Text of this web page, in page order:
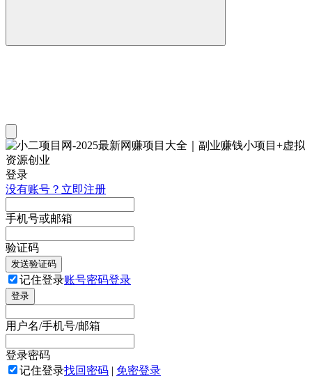
登录
没有账号？立即注册
手机号或邮箱
验证码
发送验证码
记住登录账号密码登录
登录
用户名/手机号/邮箱
登录密码
记住登录找回密码 | 免密登录